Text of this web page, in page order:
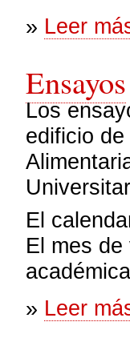
» Leer
Ensayos
Los
edificio
El
El mes
» Leer